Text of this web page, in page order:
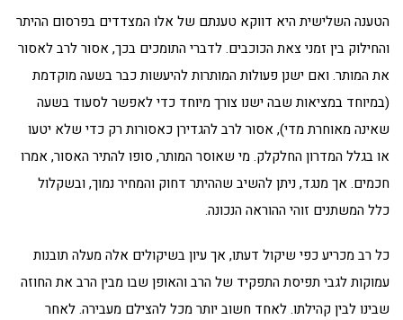
הטענה השלישית היא דווקא טענתם של אלו המצדדים בפרסום ההיתר
והחילוק בין זמני צאת הכוכבים. לדברי התומכים בכך, אסור לרב לאסור
את המותר. ואם ישנן פעולות המותרות להיעשות כבר בשעה מוקדמת
(במיוחד במציאות שבה ישנו צורך מיוחד כדי לאפשר לסעוד בשעה
שאינה מאוחרת מדי), אסור לרב להגדירן כאסורות רק כדי שלא יטעו
או בגלל המדרון החלקלק. מי שאוסר המותר, סופו להתיר האסור, אמרו
חכמים. אך מנגד, ניתן להשיב שההיתר דחוק והמחיר נמוך, ובשקלול
כלל המשתנים זוהי ההוראה הנכונה.
כל רב מכריע כפי שיקול דעתו, אך עיון בשיקולים אלה מעלה תובנות
עמוקות לגבי תפיסת התפקיד של הרב והאופן שבו מבין הרב את החוזה
שבינו לבין קהילתו. לאחד חשוב יותר מכל להצילם מעבירה. לאחר